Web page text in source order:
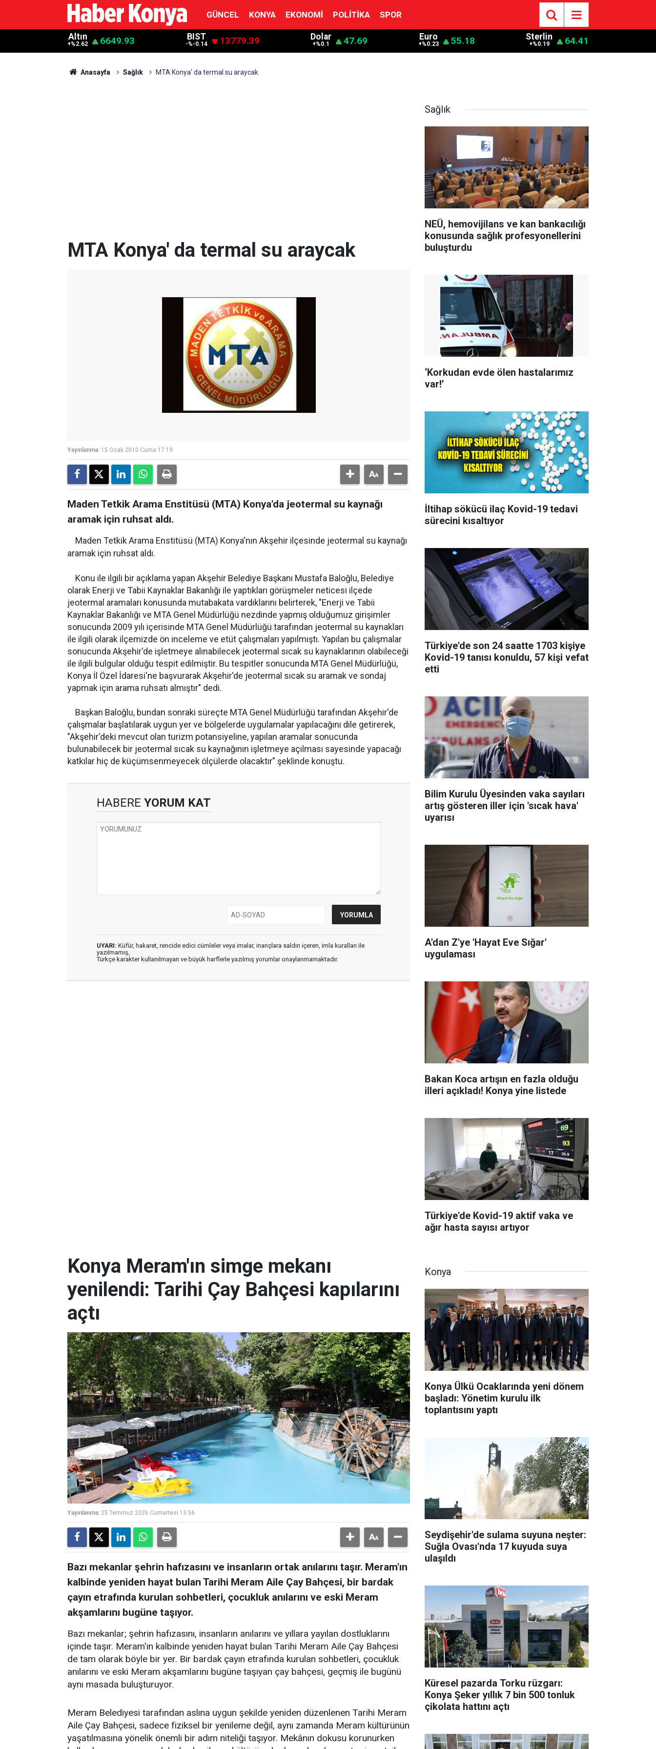
GÜNCEL KONYA EKONOMI POLITIKA SPOR
Altın
+%2.62 6649.93 BIST
-%-0.14 13779.39 Dolar
+%0.1 47.69 Euro
+%0.23 55.18 Sterlin
+%0.19 64.41
Anasayfa Sağlık MTA Konya' da termal su araycak
MTA Konya' da termal su araycak
Yayınlanma: 15 Ocak 2010 Cuma 17:19
Maden Tetkik Arama Enstitüsü (MTA) Konya'da jeotermal su kaynağı
aramak için ruhsat aldı.
Maden Tetkik Arama Enstitüsü (MTA) Konya'nın Akşehir ilçesinde jeotermal su kaynağı
aramak için ruhsat aldı.
Konu ile ilgili bir açıklama yapan Akşehir Belediye Başkanı Mustafa Baloğlu, Belediye
olarak Enerji ve Tabii Kaynaklar Bakanlığı ile yaptıkları görüşmeler neticesi ilçede
jeotermal aramaları konusunda mutabakata vardıklarını belirterek, "Enerji ve Tabii
Kaynaklar Bakanlığı ve MTA Genel Müdürlüğü nezdinde yapmış olduğumuz girişimler
sonucunda 2009 yılı içerisinde MTA Genel Müdürlüğü tarafından jeotermal su kaynakları
ile ilgili olarak ilçemizde ön inceleme ve etüt çalışmaları yapılmıştı. Yapılan bu çalışmalar
sonucunda Akşehir'de işletmeye alınabilecek jeotermal sıcak su kaynaklarının olabileceği
ile ilgili bulgular olduğu tespit edilmiştir. Bu tespitler sonucunda MTA Genel Müdürlüğü,
Konya İl Özel İdaresi'ne başvurarak Akşehir'de jeotermal sıcak su aramak ve sondaj
yapmak için arama ruhsatı almıştır" dedi.
Başkan Baloğlu, bundan sonraki süreçte MTA Genel Müdürlüğü tarafından Akşehir'de
çalışmalar başlatılarak uygun yer ve bölgelerde uygulamalar yapılacağını dile getirerek,
"Akşehir'deki mevcut olan turizm potansiyeline, yapılan aramalar sonucunda
bulunabilecek bir jeotermal sıcak su kaynağının işletmeye açılması sayesinde yapacağı
katkılar hiç de küçümsenmeyecek ölçülerde olacaktır" şeklinde konuştu.
HABERE YORUM KAT
UYARI: Küfür, hakaret, rencide edici cümleler veya imalar, inançlara saldırı içeren, imla kuralları ile
yazılmamış,
Türkçe karakter kullanılmayan ve büyük harflerle yazılmış yorumlar onaylanmamaktadır.
Sağlık
NEÜ, hemovijilans ve kan bankacılığı
konusunda sağlık profesyonellerini
buluşturdu
‘Korkudan evde ölen hastalarımız
var!’
İltihap sökücü ilaç Kovid-19 tedavi
sürecini kısaltıyor
Türkiye'de son 24 saatte 1703 kişiye
Kovid-19 tanısı konuldu, 57 kişi vefat
etti
Bilim Kurulu Üyesinden vaka sayıları
artış gösteren iller için 'sıcak hava'
uyarısı
A'dan Z'ye 'Hayat Eve Sığar'
uygulaması
Bakan Koca artışın en fazla olduğu
illeri açıkladı! Konya yine listede
Türkiye'de Kovid-19 aktif vaka ve
ağır hasta sayısı artıyor
Konya Meram'ın simge mekanı
yenilendi: Tarihi Çay Bahçesi kapılarını
açtı
Yayınlanma: 25 Temmuz 2026 Cumartesi 13:56
Bazı mekanlar şehrin hafızasını ve insanların ortak anılarını taşır. Meram'ın
kalbinde yeniden hayat bulan Tarihi Meram Aile Çay Bahçesi, bir bardak
çayın etrafında kurulan sohbetleri, çocukluk anılarını ve eski Meram
akşamlarını bugüne taşıyor.
Bazı mekanlar; şehrin hafızasını, insanların anılarını ve yıllara yayılan dostluklarını
içinde taşır. Meram'ın kalbinde yeniden hayat bulan Tarihi Meram Aile Çay Bahçesi
de tam olarak böyle bir yer. Bir bardak çayın etrafında kurulan sohbetleri, çocukluk
anılarını ve eski Meram akşamlarını bugüne taşıyan çay bahçesi, geçmiş ile bugünü
aynı masada buluşturuyor.
Meram Belediyesi tarafından aslına uygun şekilde yeniden düzenlenen Tarihi Meram
Aile Çay Bahçesi, sadece fiziksel bir yenileme değil, aynı zamanda Meram kültürünün
yaşatılmasına yönelik önemli bir adım niteliği taşıyor. Mekânın dokusu korunurken
Konya
Konya Ülkü Ocaklarında yeni dönem
başladı: Yönetim kurulu ilk
toplantısını yaptı
Seydişehir'de sulama suyuna neşter:
Suğla Ovası'nda 17 kuyuda suya
ulaşıldı
Küresel pazarda Torku rüzgarı:
Konya Şeker yıllık 7 bin 500 tonluk
çikolata hattını açtı